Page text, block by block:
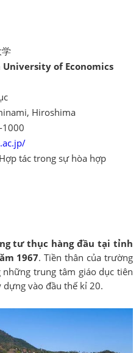
University of Economics
Hiroshima
1000
tác trong sự hòa hợp
tư thục hàng đầu tại tỉnh
1967. Tiền thân của trường
trung tâm giáo dục tiên
vào đầu thế kỉ 20.